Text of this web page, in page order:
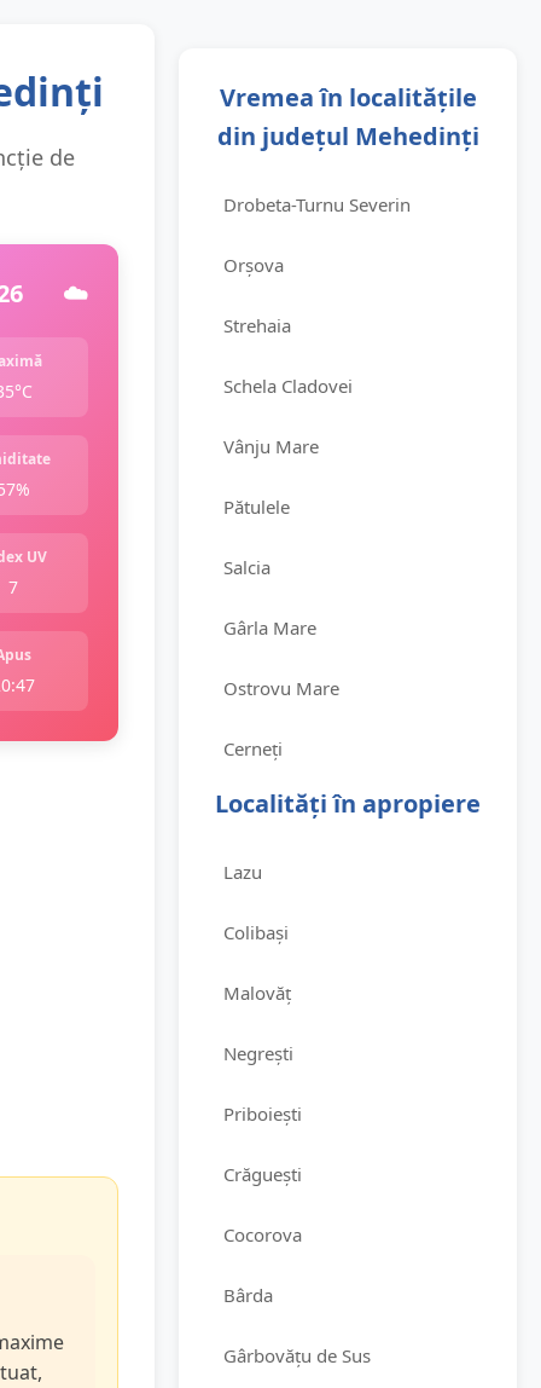
de
☁️
UV
7
Vremea în localitățile
din județul Mehedinți
Drobeta-Turnu Severin
Orșova
Strehaia
Schela Cladovei
Vânju Mare
Pătulele
Salcia
Gârla Mare
Ostrovu Mare
Cerneți
Localități în apropiere
Lazu
Colibași
Malovăț
Negrești
Priboiești
Crăguești
Cocorova
Bârda
Gârbovățu de Sus